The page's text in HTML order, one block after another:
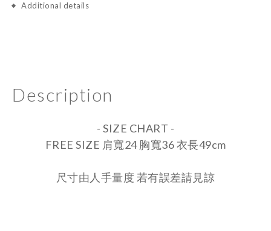
Additional details
Description
- SIZE CHART -
FREE SIZE 肩寬24 胸寬36 衣長49cm
尺寸由人手量度 若有誤差請見諒